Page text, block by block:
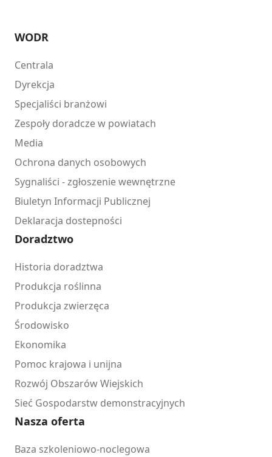
WODR
Centrala
Dyrekcja
Specjaliści branżowi
Zespoły doradcze w powiatach
Media
Ochrona danych osobowych
Sygnaliści - zgłoszenie wewnętrzne
Biuletyn Informacji Publicznej
Deklaracja dostepności
Doradztwo
Historia doradztwa
Produkcja roślinna
Produkcja zwierzęca
Środowisko
Ekonomika
Pomoc krajowa i unijna
Rozwój Obszarów Wiejskich
Sieć Gospodarstw demonstracyjnych
Nasza oferta
Baza szkoleniowo-noclegowa